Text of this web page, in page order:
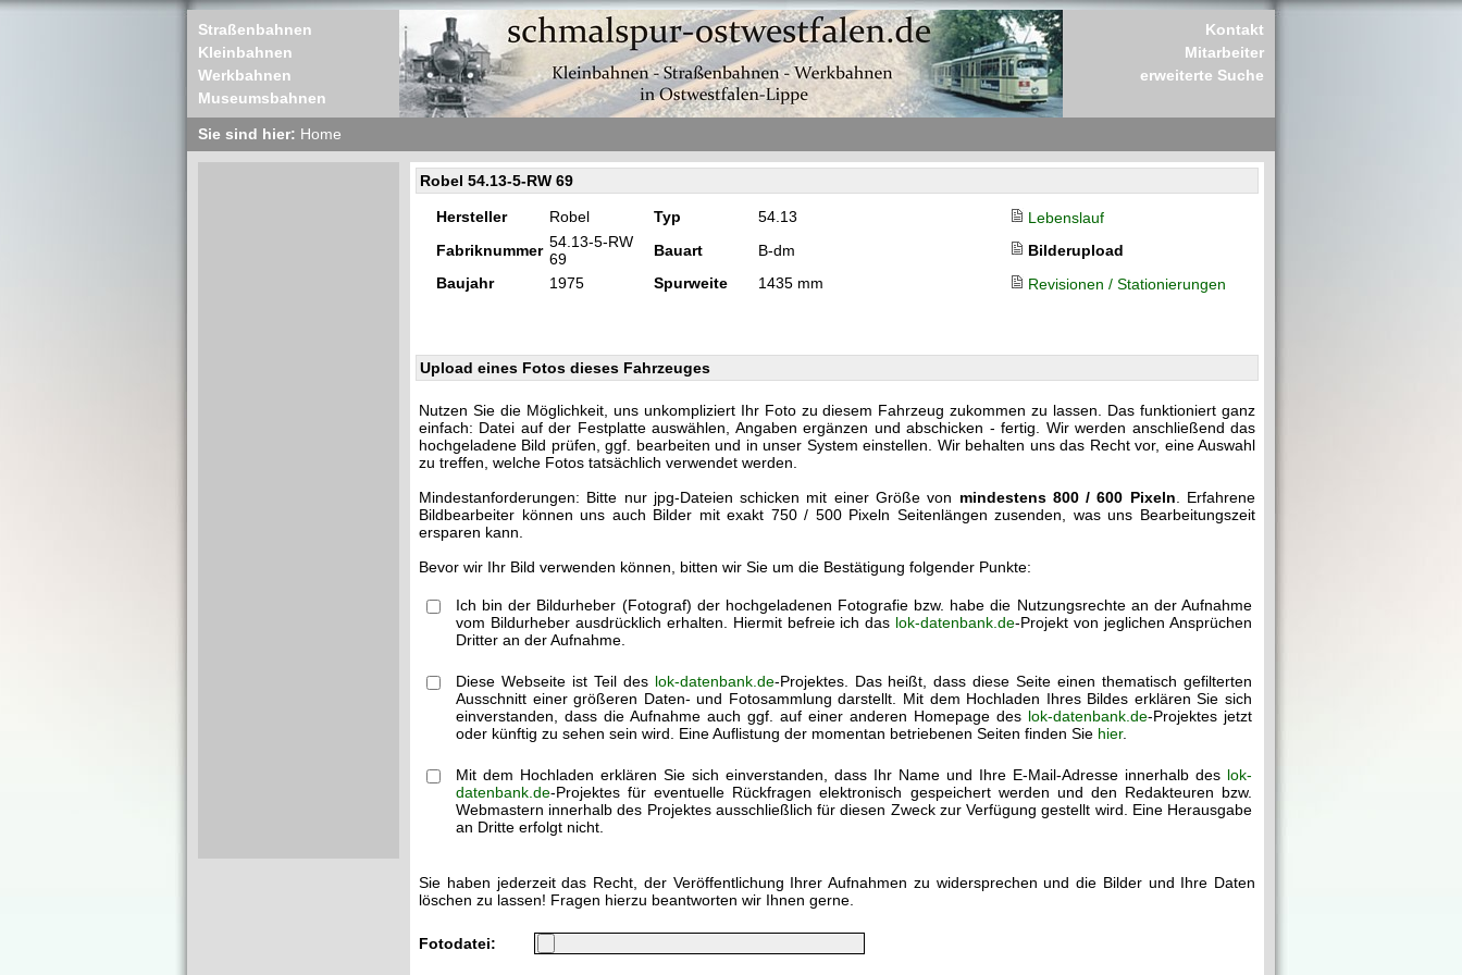
Straßenbahnen
Kleinbahnen
Werkbahnen
Museumsbahnen
Kontakt
Mitarbeiter
erweiterte Suche
Sie sind hier: Home
Robel 54.13-5-RW 69
Hersteller Robel Typ 54.13
Lebenslauf
Fabriknummer 54.13-5-RW
69
Bauart B-dm
Bilderupload
Baujahr
1975 Spurweite 1435 mm Revisionen / Stationierungen
Upload eines Fotos dieses Fahrzeuges
Nutzen Sie die Möglichkeit, uns unkompliziert Ihr Foto zu diesem Fahrzeug zukommen zu lassen. Das funktioniert ganz
einfach: Datei auf der Festplatte auswählen, Angaben ergänzen und abschicken - fertig. Wir werden anschließend das
hochgeladene Bild prüfen, ggf. bearbeiten und in unser System einstellen. Wir behalten uns das Recht vor, eine Auswahl
zu treffen, welche Fotos tatsächlich verwendet werden.
Mindestanforderungen: Bitte nur jpg-Dateien schicken mit einer Größe von mindestens 800 / 600 Pixeln . Erfahrene
Bildbearbeiter können uns auch Bilder mit exakt 750 / 500 Pixeln Seitenlängen zusenden, was uns Bearbeitungszeit
ersparen kann.
Bevor wir Ihr Bild verwenden können, bitten wir Sie um die Bestätigung folgender Punkte:
Ich bin der Bildurheber (Fotograf) der hochgeladenen Fotografie bzw. habe die Nutzungsrechte an der Aufnahme
vom Bildurheber ausdrücklich erhalten. Hiermit befreie ich das lok-datenbank.de-Projekt von jeglichen Ansprüchen
Dritter an der Aufnahme.
Diese Webseite ist Teil des lok-datenbank.de-Projektes. Das heißt, dass diese Seite einen thematisch gefilterten
Ausschnitt einer größeren Daten- und Fotosammlung darstellt. Mit dem Hochladen Ihres Bildes erklären Sie sich
einverstanden, dass die Aufnahme auch ggf. auf einer anderen Homepage des lok-datenbank.de-Projektes jetzt
oder künftig zu sehen sein wird. Eine Auflistung der momentan betriebenen Seiten finden Sie hier.
Mit dem Hochladen erklären Sie sich einverstanden, dass Ihr Name und Ihre E-Mail-Adresse innerhalb des lok-
datenbank.de-Projektes für eventuelle Rückfragen elektronisch gespeichert werden und den Redakteuren bzw.
Webmastern innerhalb des Projektes ausschließlich für diesen Zweck zur Verfügung gestellt wird. Eine Herausgabe
an Dritte erfolgt nicht.
Sie haben jederzeit das Recht, der Veröffentlichung Ihrer Aufnahmen zu widersprechen und die Bilder und Ihre Daten
löschen zu lassen! Fragen hierzu beantworten wir Ihnen gerne.
Fotodatei: